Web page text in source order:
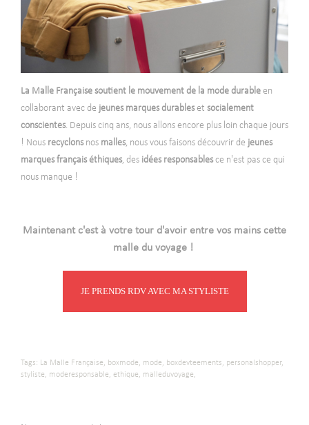
La Malle Française soutient le mouvement de la mode durable en
collaborant avec de jeunes marques durableset socialement
conscientes. Depuis cinq ans, nous allons encore plus loin chaque jours
! Nous recyclonsnos malles, nous vous faisons découvrir de jeunes
marques français éthiques, des idées responsablesce n'est pas ce qui
nous manque !
Maintenant c'est à votre tour d'avoir entre vos mains cette
malle du voyage !
JE PRENDS RDV AVEC MA STYLISTE
Tags: La Malle Française, boxmode, mode, boxdevteements, personalshopper,
styliste, moderesponsable, ethique, malleduvoyage,